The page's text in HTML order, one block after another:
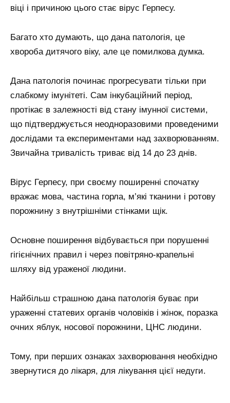
віці і причиною цього стає вірус Герпесу.
Багато хто думають, що дана патологія, це
хвороба дитячого віку, але це помилкова думка.
Дана патологія починає прогресувати тільки при
слабкому імунітеті. Сам інкубаційний період,
протікає в залежності від стану імунної системи,
що підтверджується неодноразовими проведеними
дослідами та експериментами над захворюванням.
Звичайна тривалість триває від 14 до 23 днів.
Вірус Герпесу, при своєму поширенні спочатку
вражає мова, частина горла, м’які тканини і ротову
порожнину з внутрішніми стінками щік.
Основне поширення відбувається при порушенні
гігієнічних правил і через повітряно-крапельні
шляху від ураженої людини.
Найбільш страшною дана патологія буває при
ураженні статевих органів чоловіків і жінок, поразка
очних яблук, носової порожнини, ЦНС людини.
Тому, при перших ознаках захворювання необхідно
звернутися до лікаря, для лікування цієї недуги.